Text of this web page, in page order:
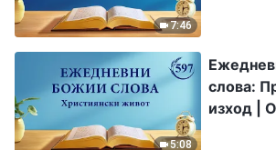
7:46
5:08
слова:
изход |